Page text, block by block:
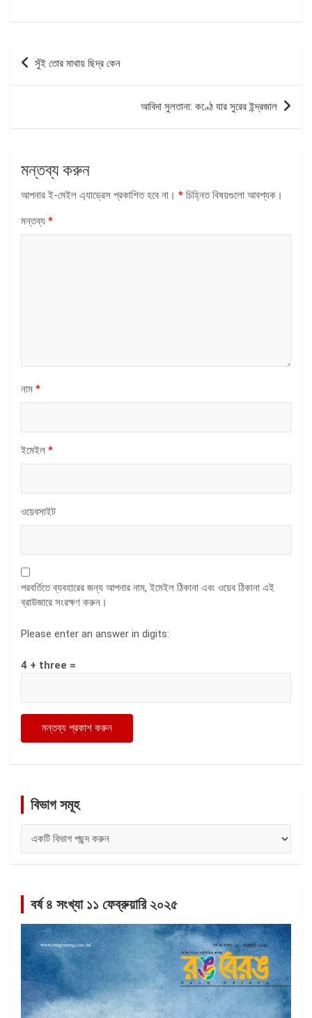
পোস্ট
ন্যাভিগেশন
সুঁই তোর মাথায় ছিদ্র কেন
আবিদা সুলতানা: কণ্ঠে যার সুরের ইন্দ্রজাল
মন্তব্য করুন
আপনার ই-মেইল এ্যাড্রেস প্রকাশিত হবে না। * চিহ্নিত বিষয়গুলো আবশ্যক।
মন্তব্য *
নাম *
ইমেইল *
ওয়েবসাইট
পরবর্তিতে ব্যবহারের জন্য আপনার নাম, ইমেইল ঠিকানা এবং ওয়েব ঠিকানা এই
ব্রাউজারে সংরক্ষণ করুন।
Please enter an answer in digits:
4 + three =
বিভাগ সমূহ
সমূহ
বর্ষ ৪ সংখ্যা ১১ ফেব্রুয়ারি ২০২৫